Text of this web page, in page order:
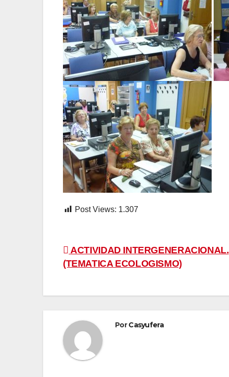
Post Views: 1.307
Navegación
de
entradas
ACTIVIDAD INTERGENERACIONAL.
(TEMATICA ECOLOGISMO)
PorCasyufera